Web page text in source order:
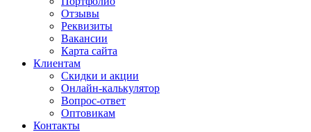
Отзывы
Реквизиты
Вакансии
Карта сайта
Клиентам
Скидки и акции
Онлайн-калькулятор
Вопрос-ответ
Оптовикам
Контакты